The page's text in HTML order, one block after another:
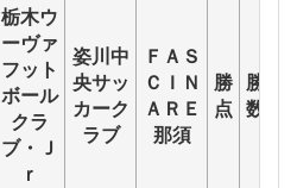
栃木ウ
ーヴァ
フット
ボール
クラ
ブ・Ｊ
ｒ
姿川中
央サッ
カーク
ラブ
ＦＡＳ
ＣＩＮ
ＡＲＥ
那須
勝
点
勝
数